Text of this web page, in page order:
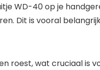
WD-40 op je
Dit is vooral
roest, wat cruciaal is